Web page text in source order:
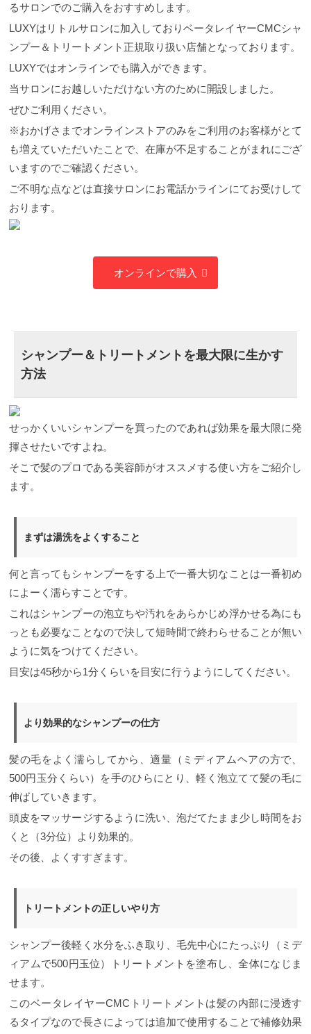
るサロンでのご購入をおすすめします。
LUXYはリトルサロンに加入しておりベータレイヤーCMCシャ
ンプー＆トリートメント正規取り扱い店舗となっております。
LUXYではオンラインでも購入ができます。
当サロンにお越しいただけない方のために開設しました。
ぜひご利用ください。
※おかげさまでオンラインストアのみをご利用のお客様がとて
も増えていただいたことで、在庫が不足することがまれにござ
いますのでご確認ください。
ご不明な点などは直接サロンにお電話かラインにてお受けして
おります。
オンラインで購入
シャンプー＆トリートメントを最大限に生かす
方法
せっかくいいシャンプーを買ったのであれば効果を最大限に発
揮させたいですよね。
そこで髪のプロである美容師がオススメする使い方をご紹介し
ます。
まずは湯洗をよくすること
何と言ってもシャンプーをする上で一番大切なことは一番初め
によーく濡らすことです。
これはシャンプーの泡立ちや汚れをあらかじめ浮かせる為にも
っとも必要なことなので決して短時間で終わらせることが無い
ように気をつけてください。
目安は45秒から1分くらいを目安に行うようにしてください。
より効果的なシャンプーの仕方
髪の毛をよく濡らしてから、適量（ミディアムヘアの方で、
500円玉分くらい）を手のひらにとり、軽く泡立てて髪の毛に
伸ばしていきます。
頭皮をマッサージするように洗い、泡だてたまま少し時間をお
くと（3分位）より効果的。
その後、よくすすぎます。
トリートメントの正しいやり方
シャンプー後軽く水分をふき取り、毛先中心にたっぷり（ミデ
ィアムで500円玉位）トリートメントを塗布し、全体になじま
せます。
このベータレイヤーCMCトリートメントは髪の内部に浸透す
るタイプなので長さによっては追加で使用することで補修効果